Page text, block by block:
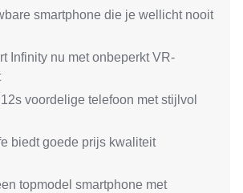
smartphone die je wellicht nooit
Infinity nu met onbeperkt VR-
voordelige telefoon met stijlvol
biedt goede prijs kwaliteit
topmodel smartphone met